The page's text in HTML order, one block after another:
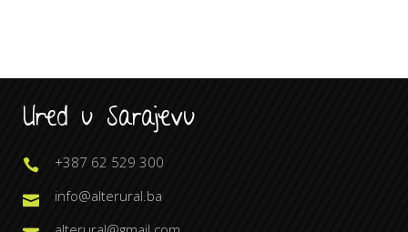
Ured u Sarajevu
+387 62 529 300
info@alterural.ba